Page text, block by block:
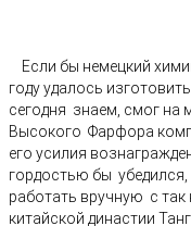
Если бы немецкий
году удалось
сегодня знаем, смог на
Высокого Фарфора
его усилия
гордостью бы
работать вручную с
китайской династии